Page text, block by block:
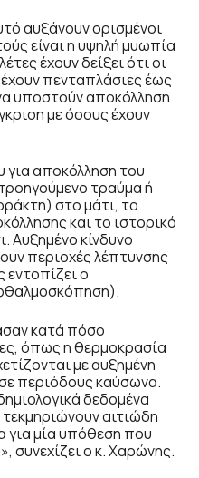
αυξάνουν ορισμένοι
είναι η υψηλή μυωπία
έχουν δείξει ότι οι
πενταπλάσιες έως
υποστούν αποκόλληση
με όσους έχουν
για αποκόλληση του
τραύμα ή
στο μάτι, το
και το ιστορικό
Αυξημένο κίνδυνο
περιοχές λέπτυνσης
εντοπίζει ο
κατά πόσο
όπως η θερμοκρασία
με αυξημένη
περιόδους καύσωνα.
δεδομένα
τεκμηριώνουν αιτιώδη
για μία υπόθεση που
συνεχίζει ο κ. Χαρώνης.